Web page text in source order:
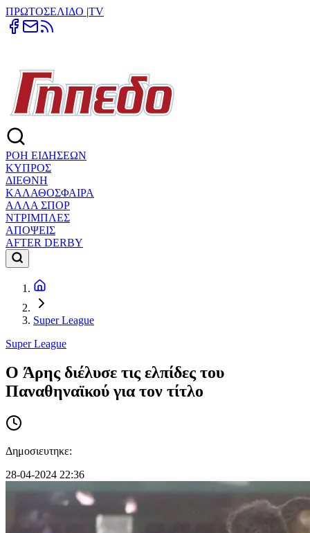
ΠΡΩΤΟΣΕΛΙΔΟ |TV
ΡΟΗ ΕΙΔΗΣΕΩΝ
ΚΥΠΡΟΣ
ΔΙΕΘΝΗ
ΚΑΛΑΘΟΣΦΑΙΡΑ
ΑΛΛΑ ΣΠΟΡ
ΝΤΡΙΜΠΛΕΣ
ΑΠΟΨΕΙΣ
AFTER DERBY
Super League
Super League
O Άρης διέλυσε τις ελπίδες του
Παναθηναϊκού για τον τίτλο
Δημοσιευτηκε:
28-04-2024 22:36